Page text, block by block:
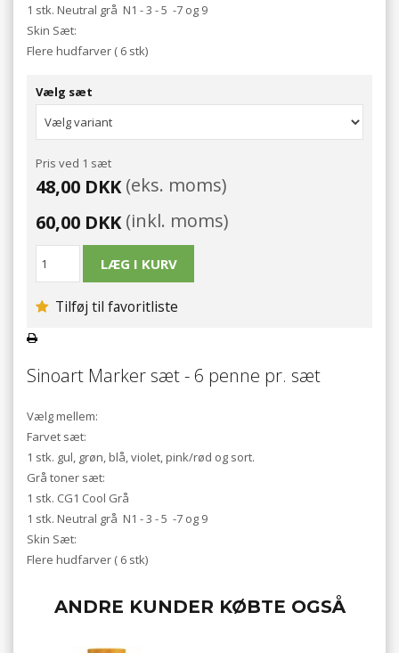
1 stk. Neutral grå N1 - 3 - 5 -7 og 9
Skin Sæt:
Flere hudfarver ( 6 stk)
Vælg sæt
Pris ved 1 sæt
48,00 DKK(eks. moms)
60,00 DKK(inkl. moms)
Tilføj til favoritliste
Sinoart Marker sæt - 6 penne pr. sæt
Vælg mellem:
Farvet sæt:
1 stk. gul, grøn, blå, violet, pink/rød og sort.
Grå toner sæt:
1 stk. CG1 Cool Grå
1 stk. Neutral grå N1 - 3 - 5 -7 og 9
Skin Sæt:
Flere hudfarver ( 6 stk)
ANDRE KUNDER KØBTE OGSÅ